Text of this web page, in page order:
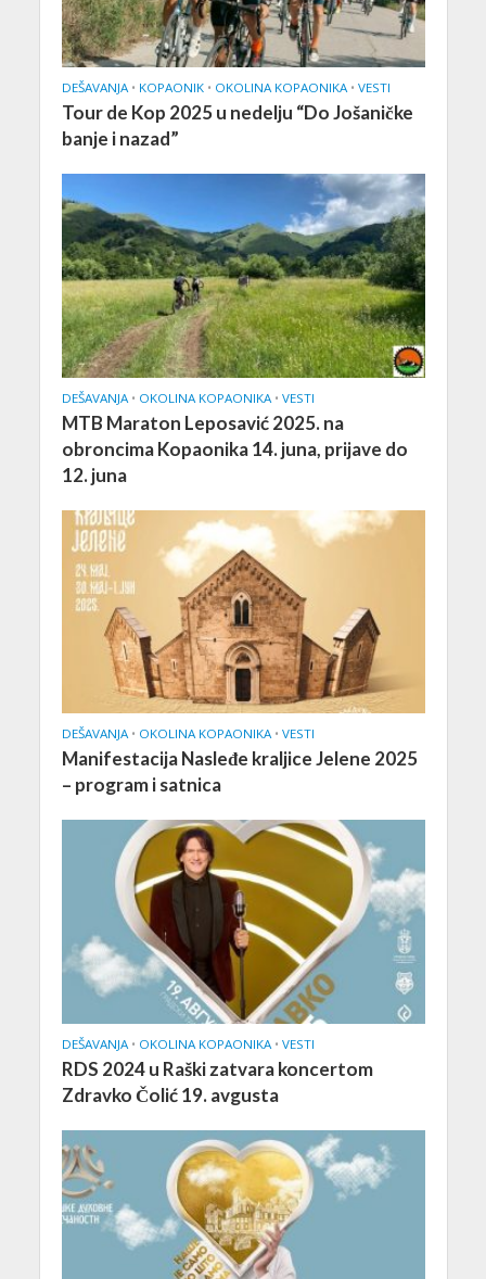
DEŠAVANJA • KOPAONIK • OKOLINA KOPAONIKA • VESTI
Tour de Kop 2025 u nedelju “Do Jošaničke
banje i nazad”
DEŠAVANJA • OKOLINA KOPAONIKA • VESTI
MTB Maraton Leposavić 2025. na
obroncima Kopaonika 14. juna, prijave do
12. juna
DEŠAVANJA • OKOLINA KOPAONIKA • VESTI
Manifestacija Nasleđe kraljice Jelene 2025
– program i satnica
DEŠAVANJA • OKOLINA KOPAONIKA • VESTI
RDS 2024 u Raški zatvara koncertom
Zdravko Čolić 19. avgusta